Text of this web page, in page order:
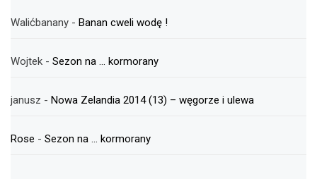
Walićbanany - Banan cweli wodę !
Wojtek - Sezon na … kormorany
janusz - Nowa Zelandia 2014 (13) – węgorze i ulewa
Rose - Sezon na … kormorany